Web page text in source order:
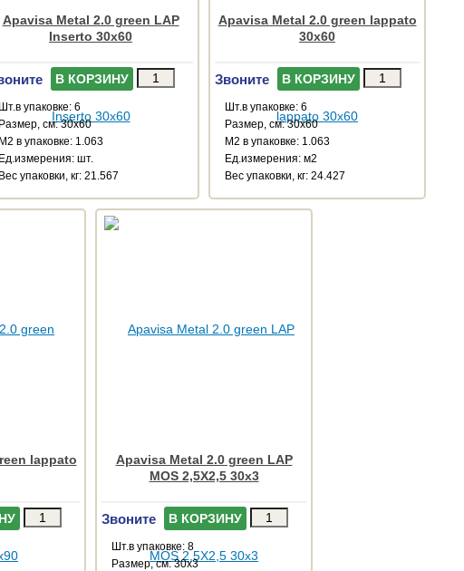
Apavisa Metal 2.0 green LAP
Inserto 30x60
В КОРЗИНУ
Шт.в упаковке: 6
Размер, см: 30x60
М2 в упаковке: 1.063
Ед.измерения: шт.
Веc упаковки, кг: 21.567
Apavisa Metal 2.0 green lappato
30x60
Звоните В КОРЗИНУ
Шт.в упаковке: 6
Размер, см: 30x60
М2 в упаковке: 1.063
Ед.измерения: м2
Веc упаковки, кг: 24.427
lappato
Apavisa Metal 2.0 green LAP
MOS 2,5X2,5 30x3
Звоните В КОРЗИНУ
Шт.в упаковке: 8
Размер, см: 30x3